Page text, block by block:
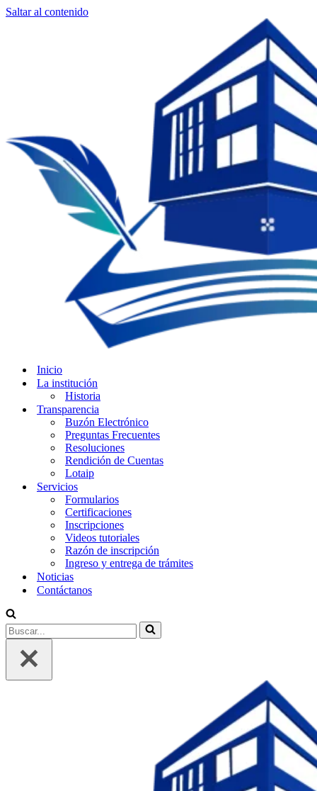
Saltar al contenido
Inicio
La institución
Historia
Transparencia
Buzón Electrónico
Preguntas Frecuentes
Resoluciones
Rendición de Cuentas
Lotaip
Servicios
Formularios
Certificaciones
Inscripciones
Videos tutoriales
Razón de inscripción
Ingreso y entrega de trámites
Noticias
Contáctanos
Buscar...